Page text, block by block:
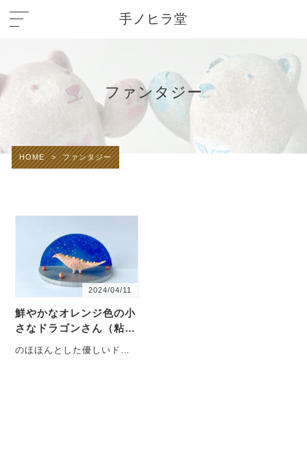
手ノヒラ堂
ファンタジー
HOME > ファンタジー
2024/04/11
鮮やかなオレンジ色の小
さなドラゴンさん（粘
のほほんとした優しいドラ